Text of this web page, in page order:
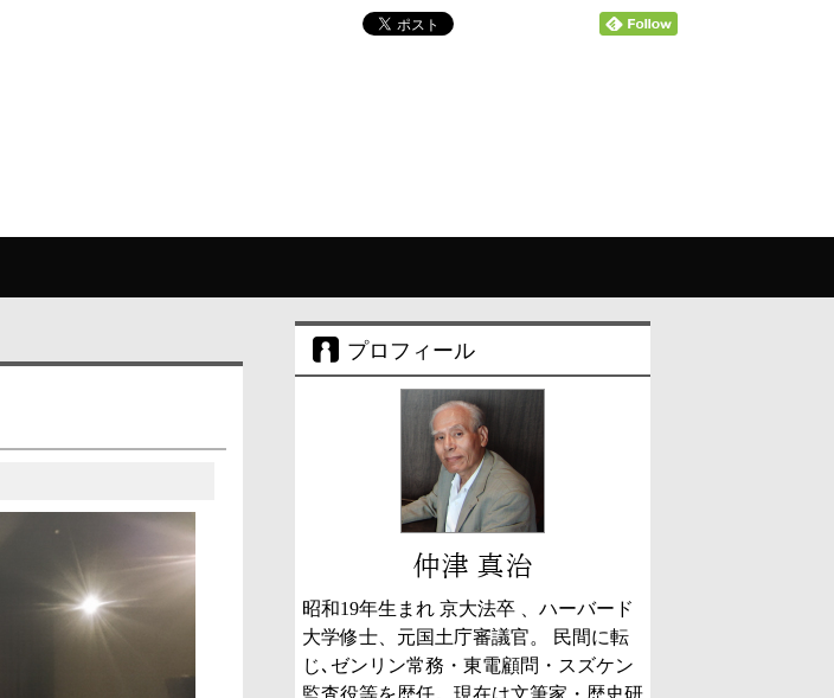
プロフィール
仲津 真治
昭和19年生まれ 京大法卒 、ハーバード
大学修士、元国土庁審議官。 民間に転
じ､ゼンリン常務・東電顧問・スズケン
監査役等を歴任。現在は文筆家・歴史研